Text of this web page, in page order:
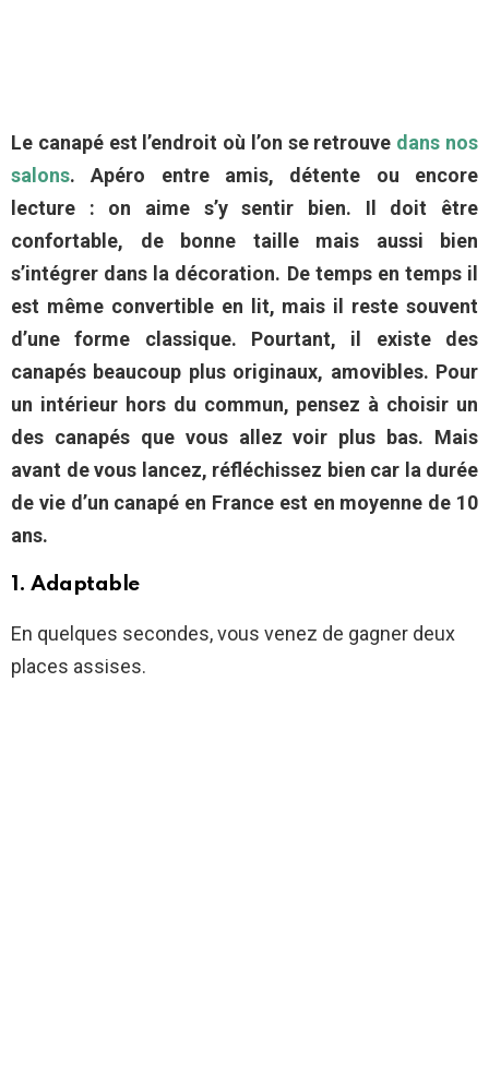
Le canapé est l’endroit où l’on se retrouve dans nos
salons. Apéro entre amis, détente ou encore
lecture : on aime s’y sentir bien. Il doit être
confortable, de bonne taille mais aussi bien
s’intégrer dans la décoration. De temps en temps il
est même convertible en lit, mais il reste souvent
d’une forme classique. Pourtant, il existe des
canapés beaucoup plus originaux, amovibles. Pour
un intérieur hors du commun, pensez à choisir un
des canapés que vous allez voir plus bas. Mais
avant de vous lancez, réfléchissez bien car la durée
de vie d’un canapé en France est en moyenne de 10
ans.
1. Adaptable
En quelques secondes, vous venez de gagner deux
places assises.